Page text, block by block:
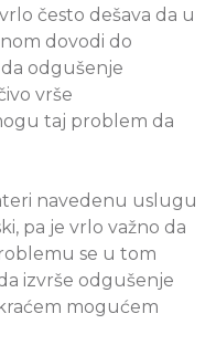
često dešava da u
dovodi do
odgušenje
vrše
taj problem da
navedenu uslugu
pa je vrlo važno da
se u tom
izvrše odgušenje
mogućem